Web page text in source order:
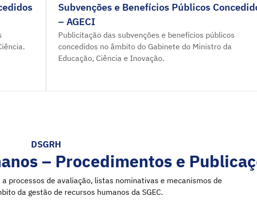
Subvenções e Benefícios Públicos
– AGECI
Publicitação das subvenções e benefícios públicos
concedidos no âmbito do Gabinete do Ministro da
Educação, Ciência e Inovação.
DSGRH
– Procedimentos e
processos de avaliação, listas nominativas e mecanismos de
da gestão de recursos humanos da SGEC.